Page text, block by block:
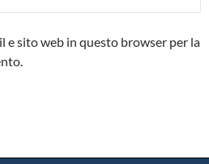
e sito web in questo browser per la